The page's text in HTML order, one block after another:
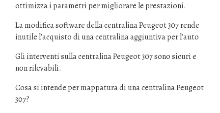
ottimizza i parametri per migliorare le prestazioni.
La modifica software della centralina Peugeot 307 rende
inutile l’acquisto di una centralina aggiuntiva per l’auto
Gli interventi sulla centralina Peugeot 307 sono sicuri e
non rilevabili.
Cosa si intende per mappatura di una centralina Peugeot
307?